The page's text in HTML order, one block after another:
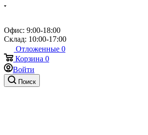
Офис: 9:00-18:00
Склад: 10:00-17:00
Отложенные 0
Корзина 0
Войти
Поиск